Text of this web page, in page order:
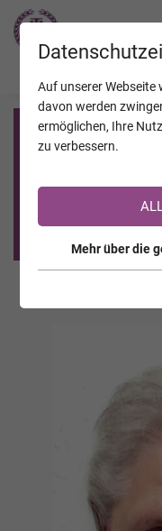
Sie sind noch
>> zur
Auf unserer Webseite
davon werden
ermöglichen, Ihre
zu verbessern.
Mehr über die
JAHRESTAGE